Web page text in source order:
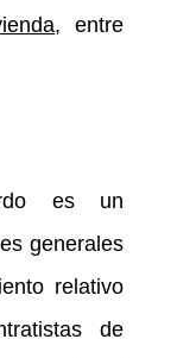
, entre
es un
generales
relativo
de